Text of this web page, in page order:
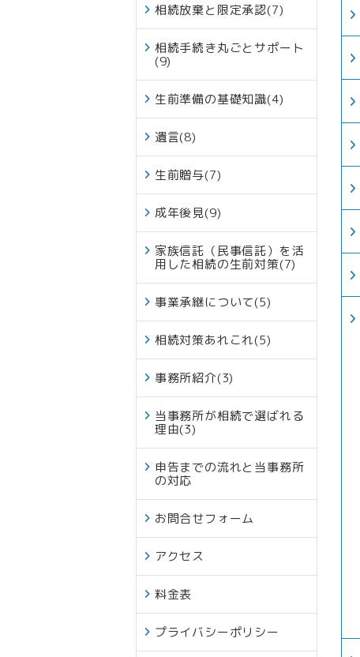
相続放棄と限定承認(7)
相続手続き丸ごとサポート
(9)
生前準備の基礎知識(4)
遺言(8)
生前贈与(7)
成年後見(9)
家族信託（民事信託）を活
用した相続の生前対策(7)
事業承継について(5)
相続対策あれこれ(5)
事務所紹介(3)
当事務所が相続で選ばれる
理由(3)
申告までの流れと当事務所
の対応
お問合せフォーム
アクセス
料金表
プライバシーポリシー